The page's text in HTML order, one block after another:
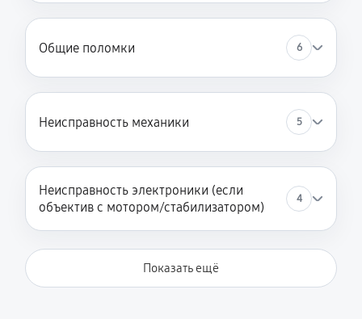
Общие поломки 6
Неисправность механики 5
Неисправность электроники (если
объектив с мотором/стабилизатором)
4
Показать ещё